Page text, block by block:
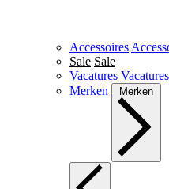
Accessoires
Sale Sale
Vacatures Vacatures
Merken
Merken